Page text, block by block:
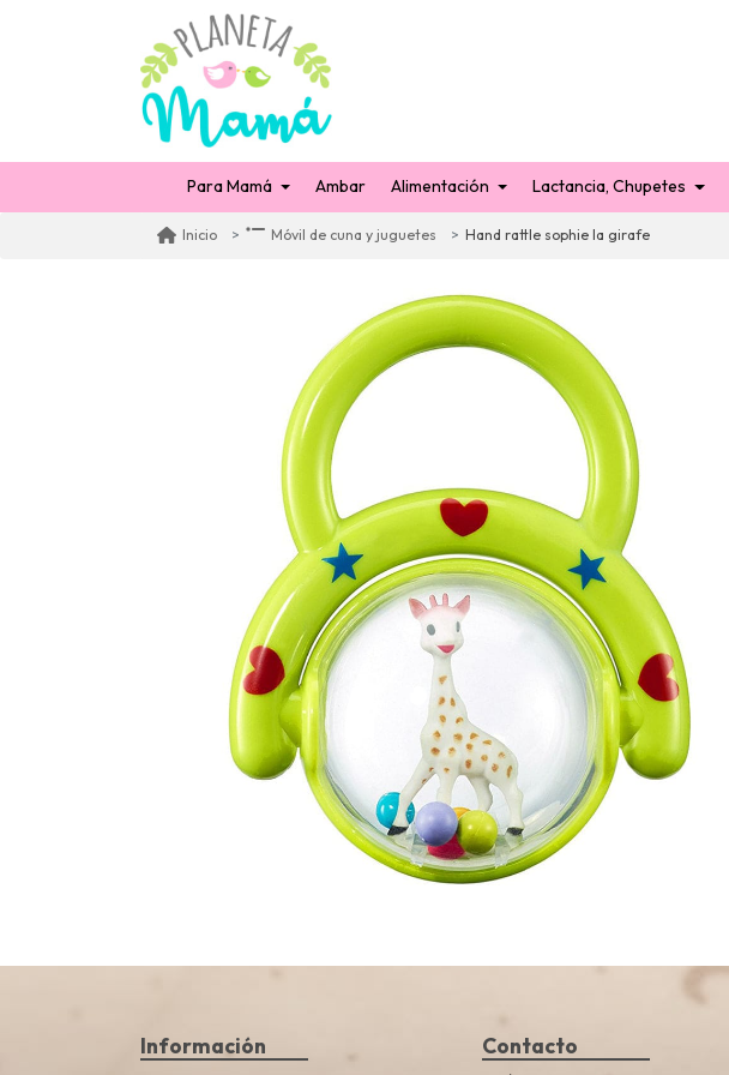
Para Mamá Ambar Alimentación Lactancia, Chupetes
Inicio Móvil de cuna y juguetes Hand rattle sophie la girafe
Información Contacto